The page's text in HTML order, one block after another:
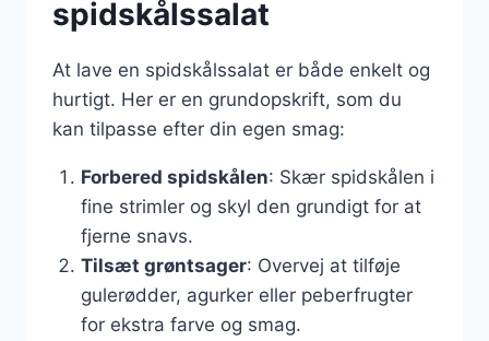
spidskålssalat
At lave en spidskålssalat er både enkelt og
hurtigt. Her er en grundopskrift, som du
kan tilpasse efter din egen smag:
Forbered spidskålen: Skær spidskålen i
fine strimler og skyl den grundigt for at
fjerne snavs.
Tilsæt grøntsager: Overvej at tilføje
gulerødder, agurker eller peberfrugter
for ekstra farve og smag.